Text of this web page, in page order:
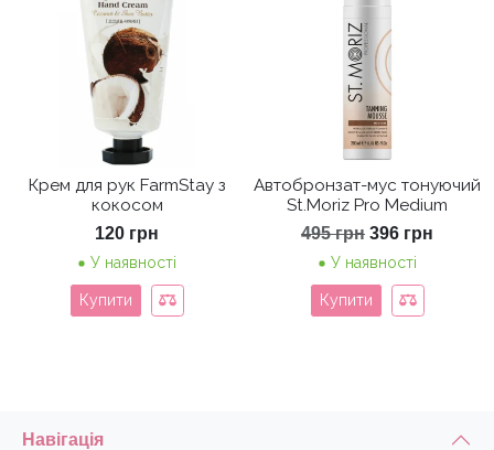
Крем для рук FarmStay з
кокосом
120 грн
У наявності
Купити
Автобронзат-мус тонуючий
St.Moriz Pro Medium
495грн Оригінальна
495 грн.
396 грн
У наявності
Купити
Навігація